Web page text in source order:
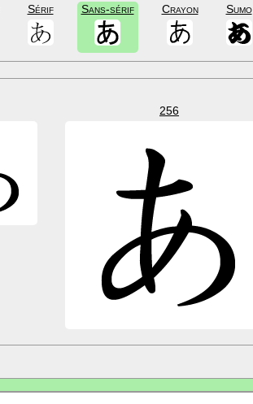
Sérif Sans-sérif Crayon Sumo
256